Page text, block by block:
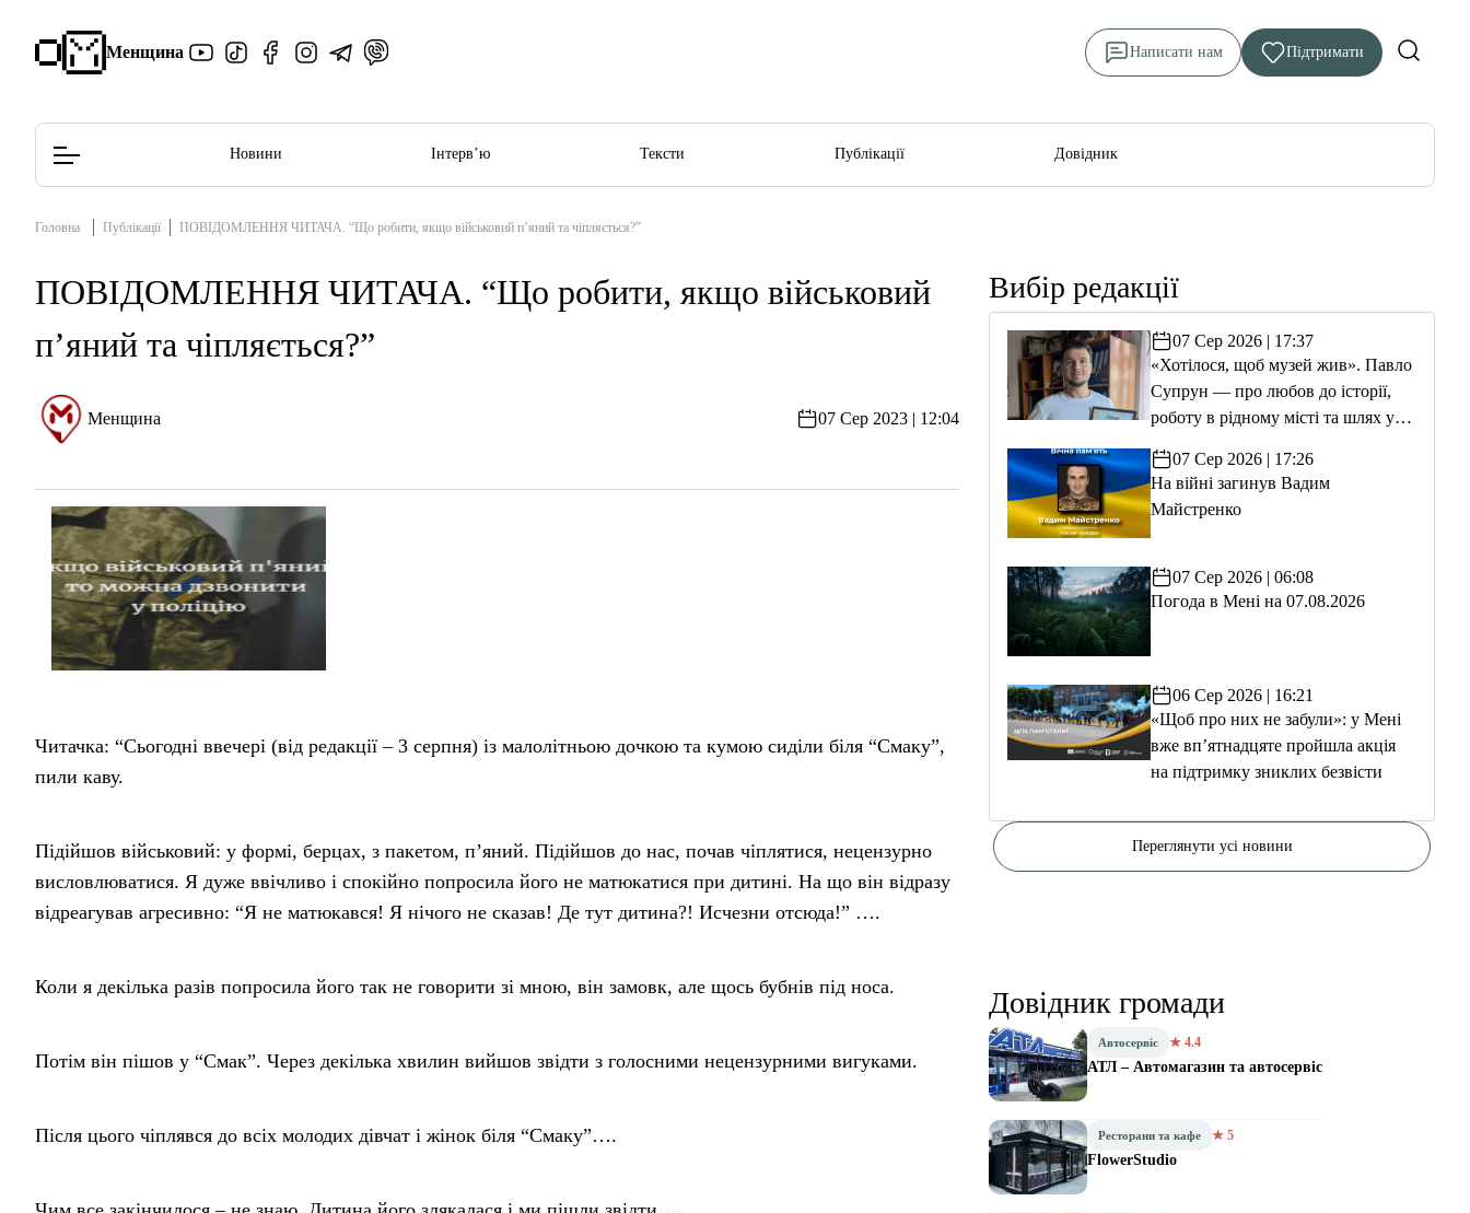
Менщина Написати нам Підтримати
Редакційна політика
Новини Інтерв’ю Тексти Публікації Довідник
Головна Публікації ПОВІДОМЛЕННЯ ЧИТАЧА. “Що робити, якщо військовий п’яний та чіпляється?”
ПОВІДОМЛЕННЯ ЧИТАЧА. “Що робити, якщо військовий
п’яний та чіпляється?”
Менщина 07 Сер 2023 | 12:04
Читачка: “Сьогодні ввечері (від редакції – 3 серпня) із малолітньою дочкою та кумою сиділи біля “Смаку”,
пили каву.
Підійшов військовий: у формі, берцах, з пакетом, п’яний. Підійшов до нас, почав чіплятися, нецензурно
висловлюватися. Я дуже ввічливо і спокійно попросила його не матюкатися при дитині. На що він відразу
відреагував агресивно: “Я не матюкався! Я нічого не сказав! Де тут дитина?! Исчезни отсюда!” ….
Коли я декілька разів попросила його так не говорити зі мною, він замовк, але щось бубнів під носа.
Потім він пішов у “Смак”. Через декілька хвилин вийшов звідти з голосними нецензурними вигуками.
Після цього чіплявся до всіх молодих дівчат і жінок біля “Смаку”….
Вибір редакції
07 Сер 2026 | 17:37
«Хотілося, щоб музей жив». Павло
Супрун — про любов до історії,
роботу в рідному місті та шлях у
07 Сер 2026 | 17:26
На війні загинув Вадим
Майстренко
07 Сер 2026 | 06:08
Погода в Мені на 07.08.2026
06 Сер 2026 | 16:21
«Щоб про них не забули»: у Мені
вже вп’ятнадцяте пройшла акція
на підтримку зниклих безвісти
Переглянути усі новини
Довідник громади
Автосервіс ★ 4.4
АТЛ – Автомагазин та автосервіс
Ресторани та кафе ★ 5
FlowerStudio